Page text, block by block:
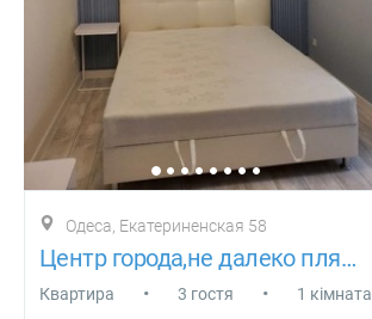
Одеса, Екатериненская 58
Центр города,не далеко пляж Ланжерон)
Квартира • 3 гостя • 1 кімната